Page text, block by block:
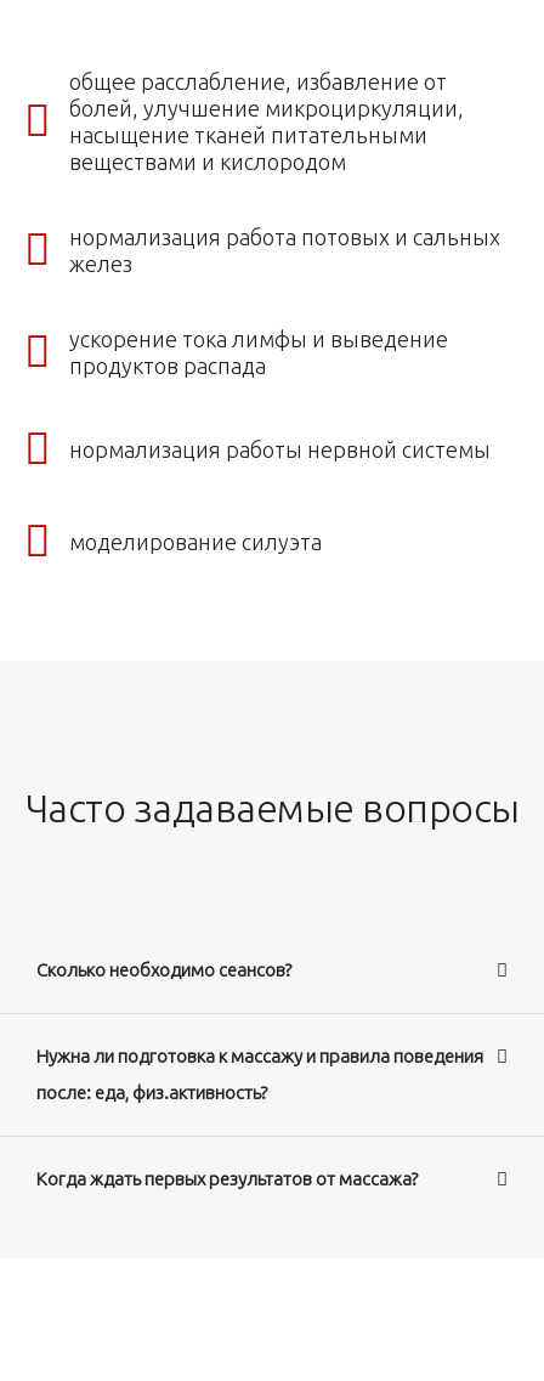
общее расслабление, избавление от
болей, улучшение микроциркуляции,
насыщение тканей питательными
веществами и кислородом
нормализация работа потовых и сальных
желез
ускорение тока лимфы и выведение
продуктов распада
нормализация работы нервной системы
моделирование силуэта
Часто задаваемые вопросы
Сколько необходимо сеансов?
Нужна ли подготовка к массажу и правила поведения
после: еда, физ.активность?
Когда ждать первых результатов от массажа?